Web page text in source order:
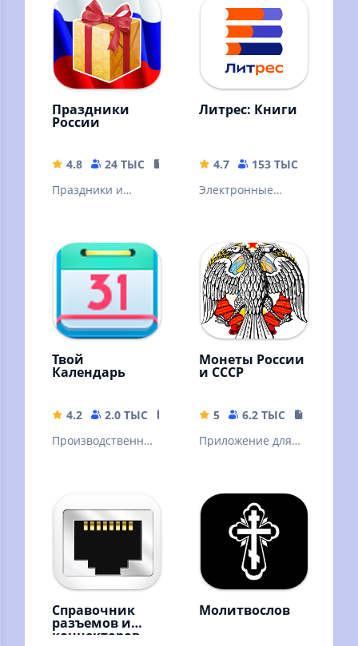
Праздники
России
4.8 24 ТЫС
93.29 MB
Праздники и
России. Дни
рождения
контактов.
Именины.
Литрес: Книги
4.7 153 ТЫС
Электронные
Горячие новинки и
классика
литературы
Твой
Календарь
4.2 2.0 ТЫС
5.14 MB
Производственны
Монеты России
и СССР
5 6.2 ТЫС
Приложение для
интересующихся.
Справочник
разъемов и
коннекторов
Молитвослов